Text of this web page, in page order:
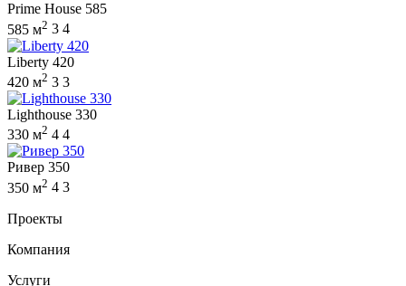
Prime House 585
585 м2 3 4
Liberty 420
420 м2 3 3
Lighthouse 330
330 м2 4 4
Ривер 350
350 м2 4 3
Проекты
Компания
Услуги